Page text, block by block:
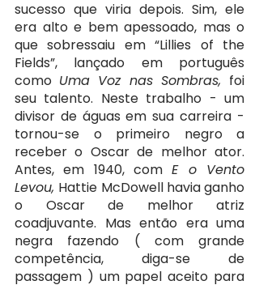
sucesso que viria depois. Sim, ele
era alto e bem apessoado, mas o
que sobressaiu em “Lillies of the
Fields”, lançado em português
como Uma Voz nas Sombras, foi
seu talento. Neste trabalho - um
divisor de águas em sua carreira -
tornou-se o primeiro negro a
receber o Oscar de melhor ator.
Antes, em 1940, com E o Vento
Levou, Hattie McDowell havia ganho
o Oscar de melhor atriz
coadjuvante. Mas então era uma
negra fazendo ( com grande
competência, diga-se de
passagem ) um papel aceito para